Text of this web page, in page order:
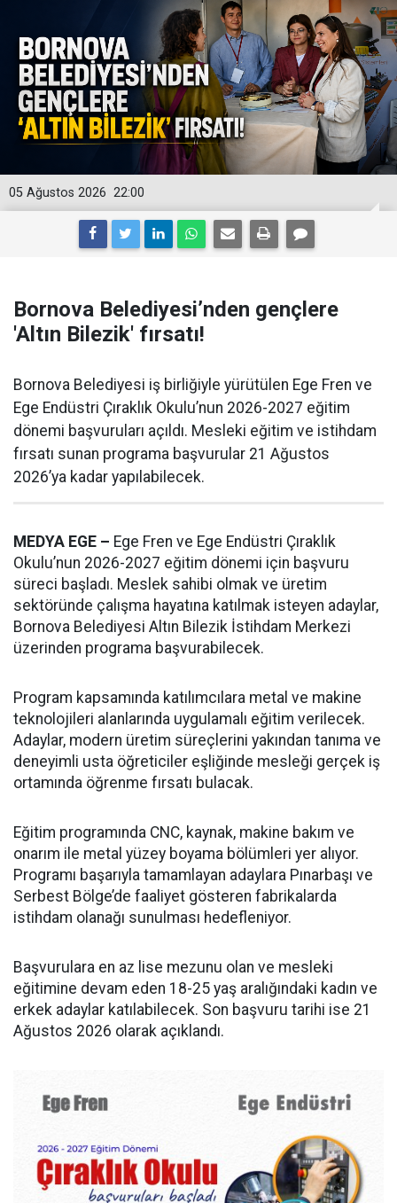
22:00
05 Ağustos 2026
Bornova Belediyesi’nden gençlere
'Altın Bilezik' fırsatı!
Bornova Belediyesi iş birliğiyle yürütülen Ege Fren ve
Ege Endüstri Çıraklık Okulu’nun 2026-2027 eğitim
dönemi başvuruları açıldı. Mesleki eğitim ve istihdam
fırsatı sunan programa başvurular 21 Ağustos
2026’ya kadar yapılabilecek.
MEDYA EGE – Ege Fren ve Ege Endüstri Çıraklık
Okulu’nun 2026-2027 eğitim dönemi için başvuru
süreci başladı. Meslek sahibi olmak ve üretim
sektöründe çalışma hayatına katılmak isteyen adaylar,
Bornova Belediyesi Altın Bilezik İstihdam Merkezi
üzerinden programa başvurabilecek.
Program kapsamında katılımcılara metal ve makine
teknolojileri alanlarında uygulamalı eğitim verilecek.
Adaylar, modern üretim süreçlerini yakından tanıma ve
deneyimli usta öğreticiler eşliğinde mesleği gerçek iş
ortamında öğrenme fırsatı bulacak.
Eğitim programında CNC, kaynak, makine bakım ve
onarım ile metal yüzey boyama bölümleri yer alıyor.
Programı başarıyla tamamlayan adaylara Pınarbaşı ve
Serbest Bölge’de faaliyet gösteren fabrikalarda
istihdam olanağı sunulması hedefleniyor.
Başvurulara en az lise mezunu olan ve mesleki
eğitimine devam eden 18-25 yaş aralığındaki kadın ve
erkek adaylar katılabilecek. Son başvuru tarihi ise 21
Ağustos 2026 olarak açıklandı.